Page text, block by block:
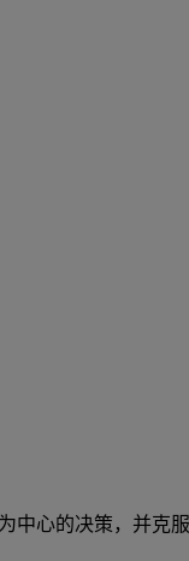
中心的决策，并克